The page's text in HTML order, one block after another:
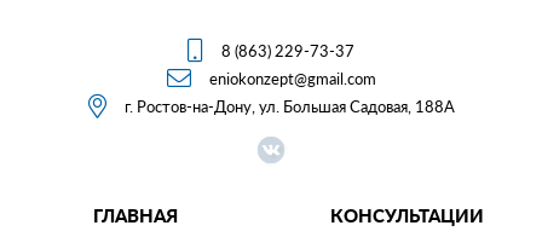
 8 (863) 229-73-37
 eniokonzept@gmail.com
 г. Ростов-на-Дону, ул. Большая Садовая, 188А
ГЛАВНАЯ
КОНСУЛЬТАЦИИ